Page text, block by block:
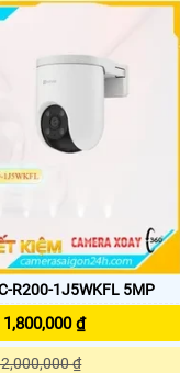
R200-1J5WKFL 5MP
₫
₫